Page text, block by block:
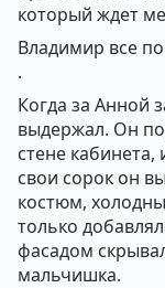
который ждет
Владимир все
.
Когда за Анной
выдержал. Он
стене
свои сорок он
костюм,
только
фасадом
мальчишка.